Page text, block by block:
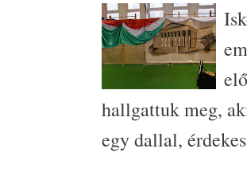
hallgattuk meg,
egy dallal,